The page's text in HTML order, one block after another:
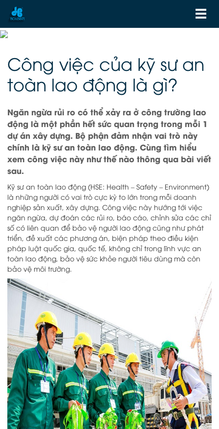
Công việc của kỹ sư an
toàn lao động là gì?
Ngăn ngừa rủi ro có thể xảy ra ở công trường lao
động là một phần hết sức quan trọng trong mỗi 1
dự án xây dựng. Bộ phận đảm nhận vai trò này
chính là kỹ sư an toàn lao động. Cùng tìm hiểu
xem công việc này như thế nào thông qua bài viết
sau.
Kỹ sư an toàn lao động (HSE: Health – Safety – Environment)
là những người có vai trò cực kỳ to lớn trong mỗi doanh
nghiệp sản xuất, xây dựng. Công việc này hướng tới việc
ngăn ngừa, dự đoán các rủi ro, báo cáo, chỉnh sửa các chỉ
số có liên quan để bảo vệ người lao động cũng như phát
triển, đề xuất các phương án, biện pháp theo điều kiện
pháp luật quốc gia, quốc tế, không chỉ trong lĩnh vực an
toàn lao động, bảo vệ sức khỏe người tiêu dùng mà còn
bảo vệ môi trường.